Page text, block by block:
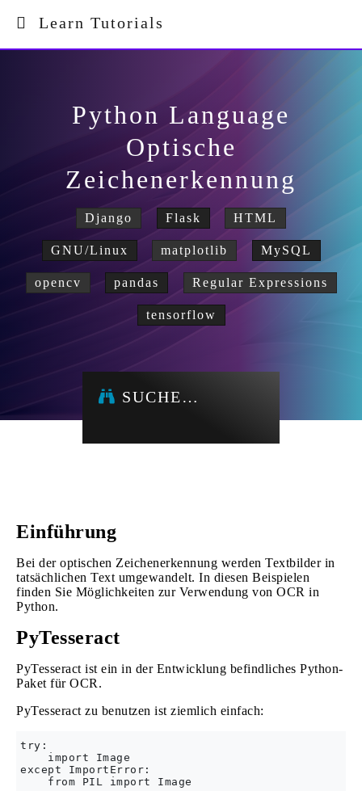
Learn Tutorials
Python Language
Optische
Zeichenerkennung
Django Flask HTML
GNU/Linux matplotlib MySQL
opencv pandas Regular Expressions
tensorflow
SUCHE…
Einführung
Bei der optischen Zeichenerkennung werden Textbilder in
tatsächlichen Text umgewandelt. In diesen Beispielen
finden Sie Möglichkeiten zur Verwendung von OCR in
Python.
PyTesseract
PyTesseract ist ein in der Entwicklung befindliches Python-
Paket für OCR.
PyTesseract zu benutzen ist ziemlich einfach:
try:
    import Image
except ImportError:
    from PIL import Image